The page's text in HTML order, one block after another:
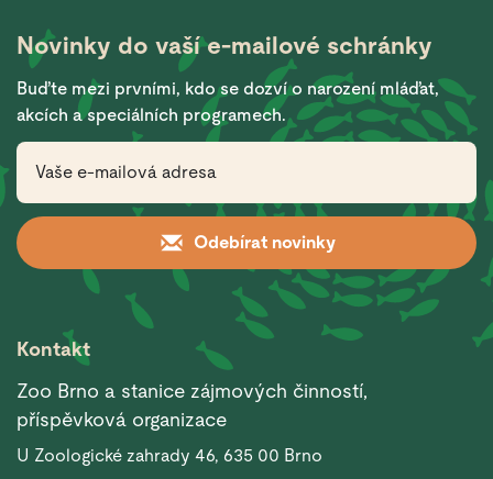
Novinky do vašíe-mailové schránky
Buďte mezi prvními, kdo se dozví o narození mláďat,
akcích a speciálních programech.
Odebírat novinky
Kontakt
Zoo Brno a stanice zájmových činností,
příspěvková organizace
U Zoologické zahrady 46, 635 00 Brno